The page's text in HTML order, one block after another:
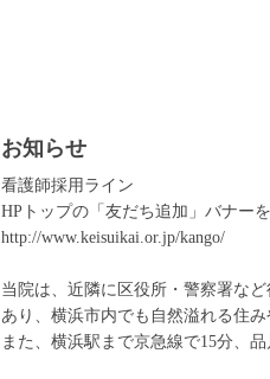
お知らせ
看護師採用ライン
HPトップの「友だち追加」バナー
http://www.keisuikai.or.jp/kango/
当院は、近隣に区役所・警察署な
あり、横浜市内でも自然溢れる住み
また、横浜駅まで京急線で15分、